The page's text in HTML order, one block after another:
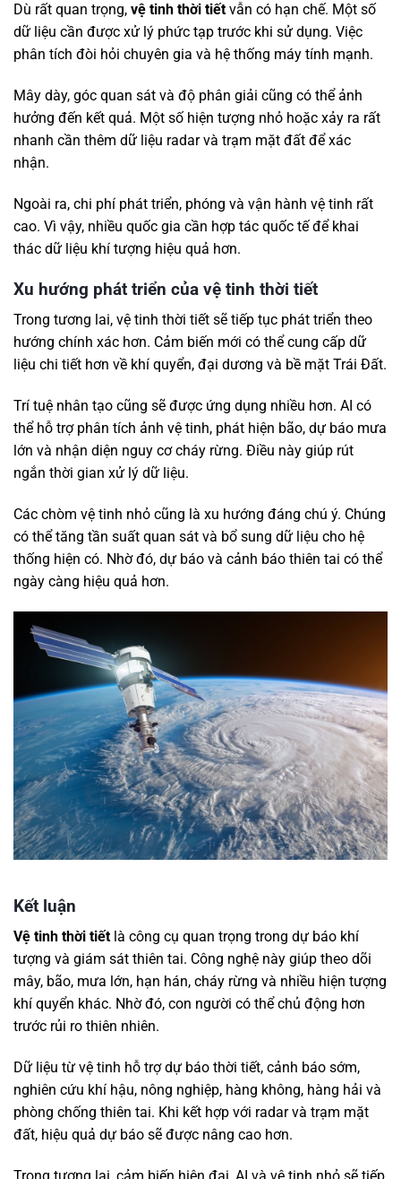
Dù rất quan trọng, vệ tinh thời tiết vẫn có hạn chế. Một số
dữ liệu cần được xử lý phức tạp trước khi sử dụng. Việc
phân tích đòi hỏi chuyên gia và hệ thống máy tính mạnh.
Mây dày, góc quan sát và độ phân giải cũng có thể ảnh
hưởng đến kết quả. Một số hiện tượng nhỏ hoặc xảy ra rất
nhanh cần thêm dữ liệu radar và trạm mặt đất để xác
nhận.
Ngoài ra, chi phí phát triển, phóng và vận hành vệ tinh rất
cao. Vì vậy, nhiều quốc gia cần hợp tác quốc tế để khai
thác dữ liệu khí tượng hiệu quả hơn.
Xu hướng phát triển của vệ tinh thời tiết
Trong tương lai, vệ tinh thời tiết sẽ tiếp tục phát triển theo
hướng chính xác hơn. Cảm biến mới có thể cung cấp dữ
liệu chi tiết hơn về khí quyển, đại dương và bề mặt Trái Đất.
Trí tuệ nhân tạo cũng sẽ được ứng dụng nhiều hơn. AI có
thể hỗ trợ phân tích ảnh vệ tinh, phát hiện bão, dự báo mưa
lớn và nhận diện nguy cơ cháy rừng. Điều này giúp rút
ngắn thời gian xử lý dữ liệu.
Các chòm vệ tinh nhỏ cũng là xu hướng đáng chú ý. Chúng
có thể tăng tần suất quan sát và bổ sung dữ liệu cho hệ
thống hiện có. Nhờ đó, dự báo và cảnh báo thiên tai có thể
ngày càng hiệu quả hơn.
Kết luận
Vệ tinh thời tiết là công cụ quan trọng trong dự báo khí
tượng và giám sát thiên tai. Công nghệ này giúp theo dõi
mây, bão, mưa lớn, hạn hán, cháy rừng và nhiều hiện tượng
khí quyển khác. Nhờ đó, con người có thể chủ động hơn
trước rủi ro thiên nhiên.
Dữ liệu từ vệ tinh hỗ trợ dự báo thời tiết, cảnh báo sớm,
nghiên cứu khí hậu, nông nghiệp, hàng không, hàng hải và
phòng chống thiên tai. Khi kết hợp với radar và trạm mặt
đất, hiệu quả dự báo sẽ được nâng cao hơn.